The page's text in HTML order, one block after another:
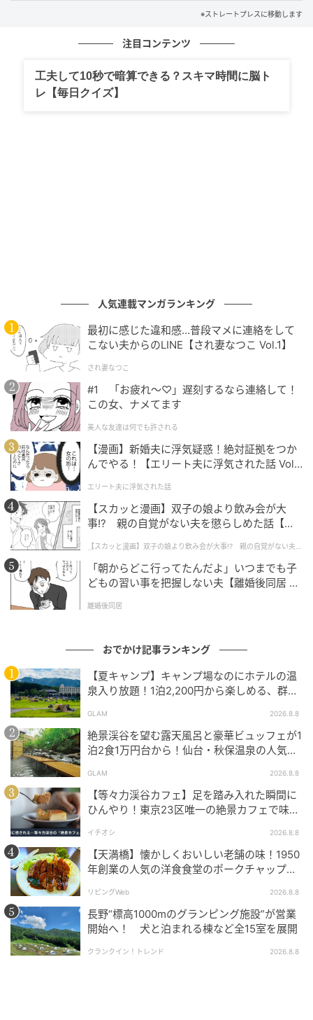
align="aligncenter" width="600"]
一本鰻重イメージ[/caption]
「一本鰻御膳」6,578円(税込)は、圧巻の一本鰻と絶品
かに料理が同時に堪能できる贅沢な御膳。一本鰻重、
茹でがに、かに刺身、サラダ、お椀、香の物、デザー
トがセットになっている。
ストレートプレス
[caption id="attachment_1640491"
align="aligncenter" width="600"]
※ストレートプレスに移動します
注目コンテンツ
工夫して10秒で暗算できる？スキマ時間に脳ト
レ【毎日クイズ】
人気連載マンガランキング
最初に感じた違和感…普段マメに連絡をして
こない夫からのLINE【され妻なつこ Vol.1】
され妻なつこ
#1 「お疲れ〜♡」遅刻するなら連絡して！
この女、ナメてます
美人な友達は何でも許される
【漫画】新婚夫に浮気疑惑！絶対証拠をつか
んでやる！【エリート夫に浮気された話 Vol.
エリート夫に浮気された話
【スカッと漫画】双子の娘より飲み会が大
事!? 親の自覚がない夫を懲らしめた話【第1
【スカッと漫画】双子の娘より飲み会が大事!? 親の自覚がない夫を
懲らしめた話
「朝からどこ行ってたんだよ」いつまでも子
どもの習い事を把握しない夫【離婚後同居 Vo
離婚後同居
おでかけ記事ランキング
【夏キャンプ】キャンプ場なのにホテルの温
泉入り放題！1泊2,200円から楽しめる、群馬
GLAM 2026.8.8
絶景渓谷を望む露天風呂と豪華ビュッフェが1
泊2食1万円台から！仙台・秋保温泉の人気コ
GLAM 2026.8.8
【等々力渓谷カフェ】足を踏み入れた瞬間に
ひんやり！東京23区唯一の絶景カフェで味わ
イチオシ 2026.8.8
【天満橋】懐かしくおいしい老舗の味！1950
年創業の人気の洋食食堂のポークチャップ！
リビングWeb 2026.8.8
長野“標高1000mのグランピング施設”が営業
開始へ！ 犬と泊まれる棟など全15室を展開
クランクイン！トレンド 2026.8.8